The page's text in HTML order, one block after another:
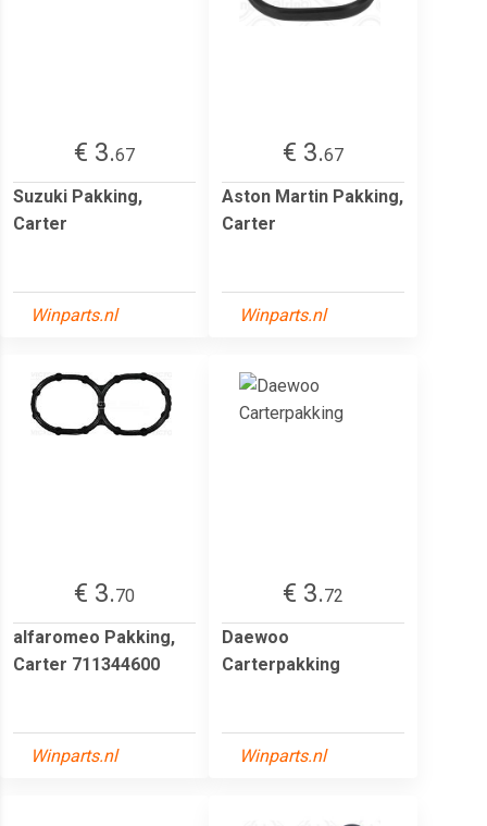
€ 3.67
Suzuki Pakking,
Carter
Winparts.nl
€ 3.67
Aston Martin Pakking,
Carter
Winparts.nl
€ 3.70
alfaromeo Pakking,
Carter 711344600
Winparts.nl
€ 3.72
Daewoo
Carterpakking
Winparts.nl